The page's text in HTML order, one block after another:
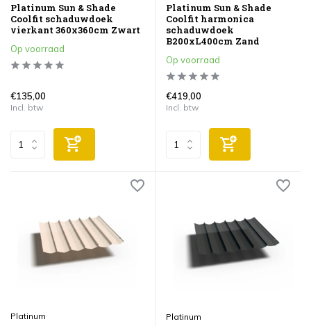
Platinum Sun & Shade
Coolfit schaduwdoek
vierkant 360x360cm Zwart
Op voorraad
€135,00
Incl. btw
Platinum Sun & Shade
Coolfit harmonica
schaduwdoek
B200xL400cm Zand
Op voorraad
€419,00
Incl. btw
Platinum Platinum